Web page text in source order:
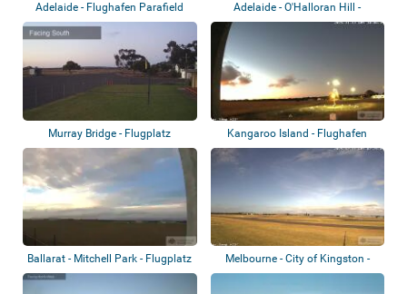
Adelaide - Flughafen Parafield
Adelaide - O'Halloran Hill -
Holdfast Mo...
Murray Bridge - Flugplatz
Kangaroo Island - Flughafen
Kingscote
Ballarat - Mitchell Park - Flugplatz
Melbourne - City of Kingston -
Flughafen...